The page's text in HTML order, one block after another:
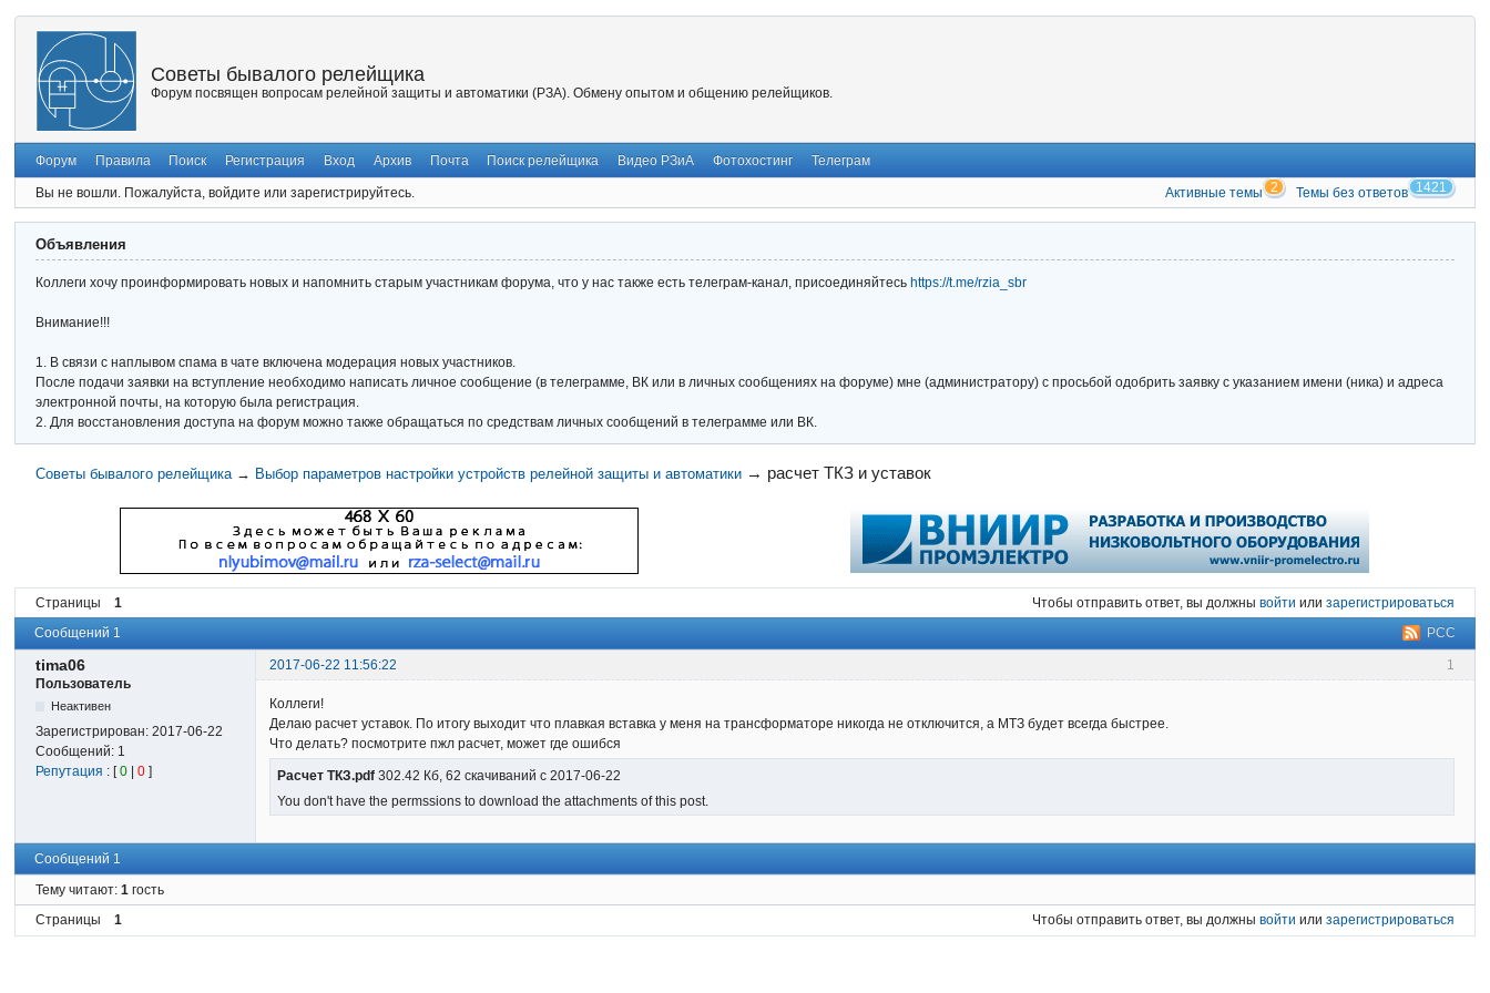
Советы бывалого релейщика
Форум посвящен вопросам релейной защиты и автоматики (РЗА). Обмену опытом и общению релейщиков.
Форум Правила Поиск Регистрация Вход Архив Почта Поиск релейщика Видео РЗиА Фотохостинг Телеграм
Вы не вошли. Пожалуйста, войдите или зарегистрируйтесь. Активные темы 2 Темы без ответов 1421
Объявления
Коллеги хочу проинформировать новых и напомнить старым участникам форума, что у нас также есть телеграм-канал, присоединяйтесь https://t.me/rzia_sbr
Внимание!!!
1. В связи с наплывом спама в чате включена модерация новых участников.
После подачи заявки на вступление необходимо написать личное сообщение (в телеграмме, ВК или в личных сообщениях на форуме) мне (администратору) с просьбой одобрить заявку с указанием имени (ника) и адреса
электронной почты, на которую была регистрация.
2. Для восстановления доступа на форум можно также обращаться по средствам личных сообщений в телеграмме или ВК.
Советы бывалого релейщика → Выбор параметров настройки устройств релейной защиты и автоматики → расчет ТКЗ и уставок
Страницы 1 Чтобы отправить ответ, вы должны войти или зарегистрироваться
РСС
Сообщений 1
1
tima06
2017-06-22 11:56:22
Пользователь
Неактивен
Зарегистрирован:2017-06-22
Сообщений: 1
Репутация : [0 |0 ]
Коллеги!
Делаю расчет уставок. По итогу выходит что плавкая вставка у меня на трансформаторе никогда не отключится, а МТЗ будет всегда быстрее.
Что делать? посмотрите пжл расчет, может где ошибся
Расчет ТКЗ.pdf 302.42 Кб, 62 скачиваний с 2017-06-22
You don't have the permssions to download the attachments of this post.
Сообщений 1
Тему читают:1 гость
Страницы
1 Чтобы отправить ответ, вы должны войти или зарегистрироваться